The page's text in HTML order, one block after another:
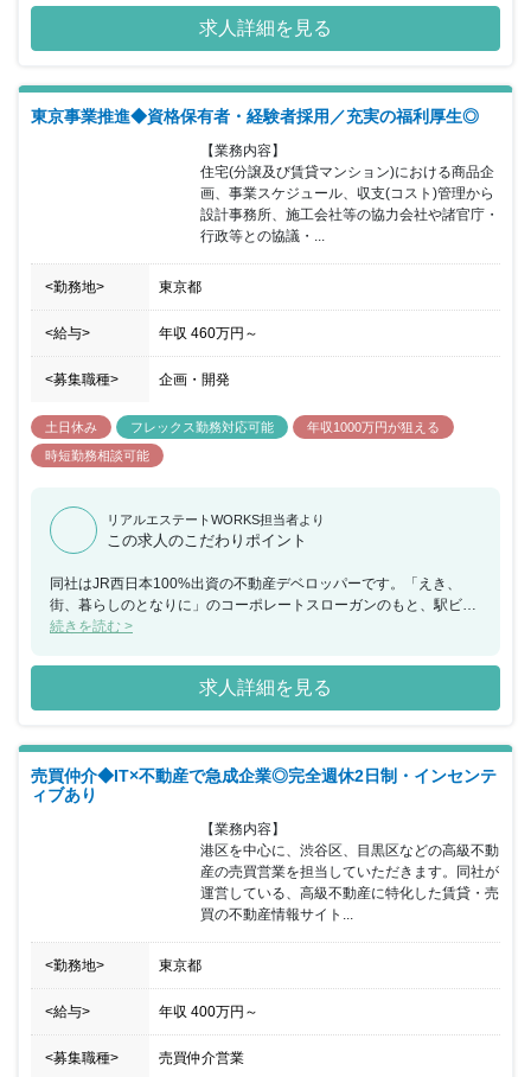
的には経営陣と共に仕事を進めていただきます。従業員数27名の少
数精鋭の組織になりますので、今後の会社の中核を担っていただけ
る方を募集しています。 社員個人を大切にしており、変化の大きい
求人詳細を見る
東京事業推進◆資格保有者・経験者採用／充実の福利厚生◎
【業務内容】
住宅(分譲及び賃貸マンション)における商品企
画、事業スケジュール、収支(コスト)管理から
設計事務所、施工会社等の協力会社や諸官庁・
行政等との協議・...
<勤務地> 東京都
<給与> 年収 460万円 ～
<募集職種> 企画・開発
土日休み フレックス勤務対応可能
年収1000万円が狙える
時短勤務相談可能
リアルエステートWORKS担当者より
この求人のこだわりポイント
同社はJR西日本100%出資の不動産デベロッパーです。「えき、
街、暮らしのとなりに」のコーポレートスローガンのもと、駅ビル
や周辺ビル開発、高架下の美化・活性化、ビエラなどの複合商業施
から街へ、街から駅へ」の動線を整備し、さらには分譲マンション
「J.GRAN(ジェイグラン)」シリーズなどで生き生きと暮らせる住ま
いを提供し、さまざまな形で「魅力あふれる街づくり」「駅から始
270名以上のキャリア採用社員が当社で活躍しています。また、通
常のディベロッパーでは収支計算やボリュームチェックをする部署
と設計事務所や施工会社と協議する部署が分かれておりますが、同
社ではどちらも経験が積める環境になっております。
続きを読む >
求人詳細を見る
売買仲介◆IT×不動産で急成企業◎完全週休2日制・インセンテ
ィブあり
【業務内容】
港区を中心に、渋谷区、目黒区などの高級不動
産の売買営業を担当していただきます。同社が
運営している、高級不動産に特化した賃貸・売
買の不動産情報サイト...
<勤務地> 東京都
<給与> 年収 400万円 ～
<募集職種> 売買仲介営業